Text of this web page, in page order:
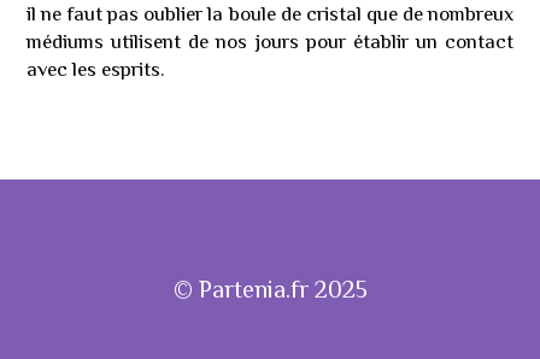
il ne faut pas oublier la boule de cristal que de nombreux
médiums utilisent de nos jours pour établir un contact
avec les esprits.
© Partenia.fr 2025